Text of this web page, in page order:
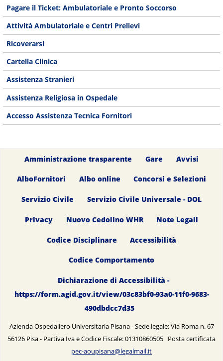
Pagare il Ticket: Ambulatoriale e Pronto Soccorso
Attività Ambulatoriale e Centri Prelievi
Ricoverarsi
Cartella Clinica
Assistenza Stranieri
Assistenza Religiosa in Ospedale
Accesso Assistenza Tecnica Fornitori
Amministrazione trasparente Gare Avvisi
AlboFornitori Albo online Concorsi e Selezioni
Servizio Civile Servizio Civile Universale - DOL
Privacy Nuovo Cedolino WHR Note Legali
Codice Disciplinare Accessibilità
Codice Comportamento
Dichiarazione di Accessibilità -
https://form.agid.gov.it/view/03c83bf0-93a0-11f0-9683-
490dbdcc7d35
Azienda Ospedaliero Universitaria Pisana - Sede legale: Via Roma n. 67
56126 Pisa - Partiva Iva e Codice Fiscale: 01310860505 Posta certificata
pec-aoupisana@legalmail.it